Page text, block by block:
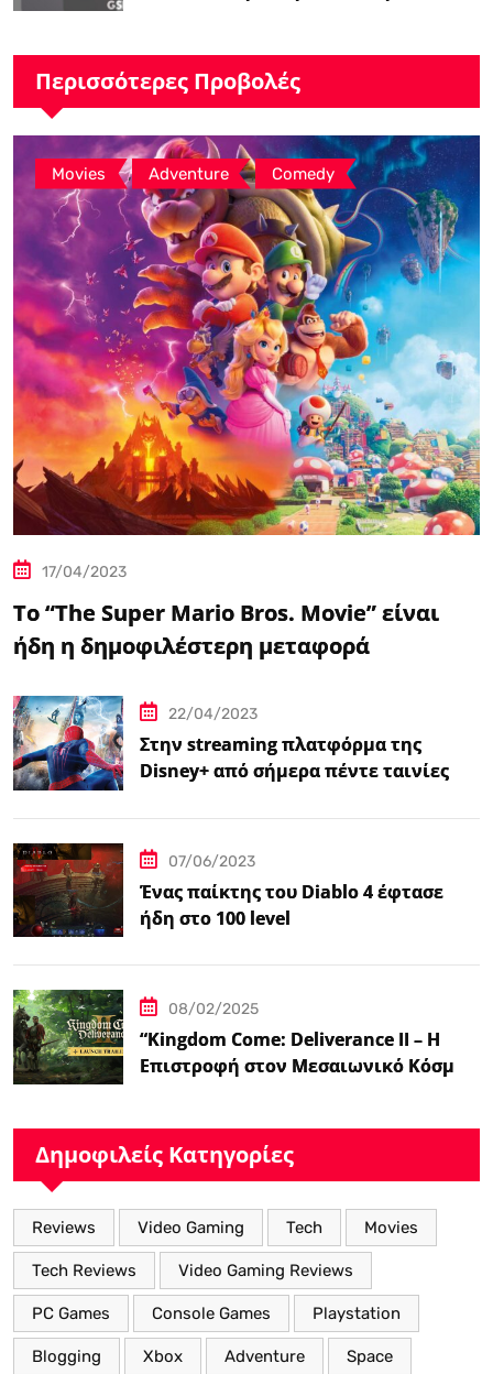
Περισσότερες Προβολές
Movies , Adventure , Comedy
17/04/2023
Το “The Super Mario Bros. Movie” είναι
ήδη η δημοφιλέστερη μεταφορά
22/04/2023
Στην streaming πλατφόρμα της
Disney+ από σήμερα πέντε ταινίες
07/06/2023
Ένας παίκτης του Diablo 4 έφτασε
ήδη στο 100 level
08/02/2025
“Kingdom Come: Deliverance II – Η
Επιστροφή στον Μεσαιωνικό Κόσμο
Δημοφιλείς Κατηγορίες
Reviews Video Gaming Tech Movies
Tech Reviews Video Gaming Reviews
PC Games Console Games Playstation
Blogging Xbox Adventure Space